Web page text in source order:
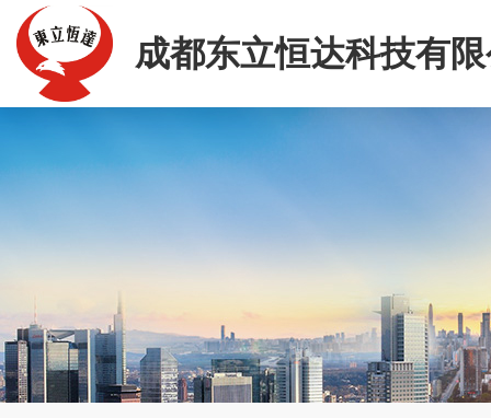
成都东立恒达科技有